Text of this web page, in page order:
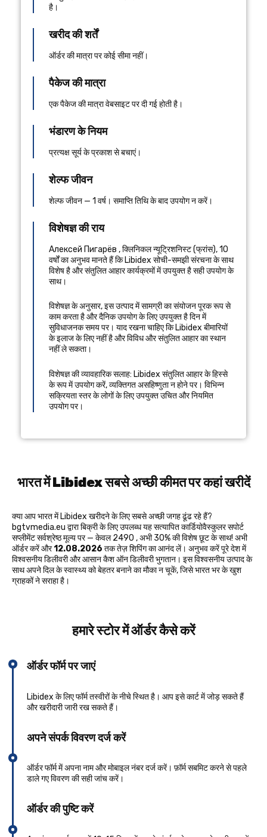
है।
खरीद की शर्तें
ऑर्डर की मात्रा पर कोई सीमा नहीं।
पैकेज की मात्रा
एक पैकेज की मात्रा वेबसाइट पर दी गई होती है।
भंडारण के नियम
प्रत्यक्ष सूर्य के प्रकाश से बचाएं।
शेल्फ जीवन
शेल्फ जीवन — 1 वर्ष। समाप्ति तिथि के बाद उपयोग न करें।
विशेषज्ञ की राय
Алексей Пигарёв ,क्लिनिकल न्यूट्रिशनिस्ट(फ्रांस), 10
वर्षों का अनुभवमानते हैं कि Libidex सोची-समझी संरचना के साथ
विशेष है और संतुलित आहार कार्यक्रमों में उपयुक्त है सही उपयोग के
साथ।
विशेषज्ञ के अनुसार, इस उत्पाद में सामग्री का संयोजन पूरक रूप से
काम करता है और दैनिक उपयोग के लिए उपयुक्त है दिन में
सुविधाजनक समय पर। याद रखना चाहिए कि Libidex बीमारियों
के इलाज के लिए नहीं है और विविध और संतुलित आहार का स्थान
नहीं ले सकता।
विशेषज्ञ की व्यावहारिक सलाह: Libidex संतुलित आहार के हिस्से
के रूप में उपयोग करें, व्यक्तिगत असहिष्णुता न होने पर। विभिन्न
सक्रियता स्तर के लोगों के लिए उपयुक्त उचित और नियमित
उपयोग पर।
भारत में Libidex सबसे अच्छी कीमत पर कहां खरीदें
क्या आप भारत में Libidex खरीदने के लिए सबसे अच्छी जगह ढूंढ रहे हैं?
bgtvmedia.eu द्वारा बिक्री के लिए उपलब्ध यह सत्यापित कार्डियोवैस्कुलर सपोर्ट
सप्लीमेंट सर्वश्रेष्ठ मूल्य पर — केवल 2490 ₹, अभी 30% की विशेष छूट के साथ! अभी
ऑर्डर करें और12.08.2026 तक तेज़ शिपिंग का आनंद लें। अनुभव करें पूरे देश में
विश्वसनीय डिलीवरी और आसान कैश ऑन डिलीवरी भुगतान। इस विश्वसनीय उत्पाद के
साथ अपने दिल के स्वास्थ्य को बेहतर बनाने का मौका न चूकें, जिसे भारत भर के खुश
ग्राहकों ने सराहा है।
हमारे स्टोर में ऑर्डर कैसे करें
ऑर्डर फॉर्म पर जाएं
Libidex के लिए फॉर्म तस्वीरों के नीचे स्थित है। आप इसे कार्ट में जोड़ सकते हैं
और खरीदारी जारी रख सकते हैं।
अपने संपर्क विवरण दर्ज करें
ऑर्डर फॉर्म में अपना नाम और मोबाइल नंबर दर्ज करें। फ़ॉर्म सबमिट करने से पहले
डाले गए विवरण की सही जांच करें।
ऑर्डर की पुष्टि करें